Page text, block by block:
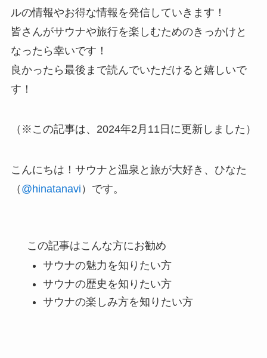
ルの情報やお得な情報を発信していきます！
皆さんがサウナや旅行を楽しむためのきっかけと
なったら幸いです！
良かったら最後まで読んでいただけると嬉しいで
す！
（※この記事は、2024年2月11日に更新しました）
こんにちは！サウナと温泉と旅が大好き、ひなた
（ @hinatanavi ）です。
この記事はこんな方にお勧め
サウナの魅力 を知りたい方
サウナの歴史 を知りたい方
サウナの楽しみ方を知りたい方